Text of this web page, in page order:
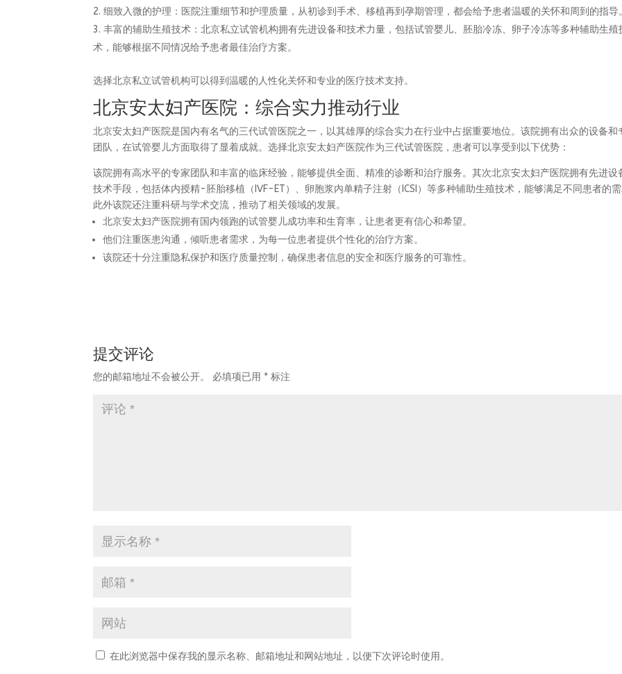
细致入微的护理：医院注重细节和护理质量，从初诊到手术、移植再到孕期管理，都会给予患者温暖的关怀和周到的指导。
丰富的辅助生殖技术：北京私立试管机构拥有先进设备和技术力量，包括试管婴儿、胚胎冷冻、卵子冷冻等多种辅助生殖
术，能够根据不同情况给予患者最佳治疗方案。
选择北京私立试管机构可以得到温暖的人性化关怀和专业的医疗技术支持。
北京安太妇产医院：综合实力推动行业
北京安太妇产医院是国内有名气的三代试管医院之一，以其雄厚的综合实力在行业中占据重要地位。该院拥有出众的设备和
团队，在试管婴儿方面取得了显着成就。选择北京安太妇产医院作为三代试管医院，患者可以享受到以下优势：
该院拥有高水平的专家团队和丰富的临床经验，能够提供全面、精准的诊断和治疗服务。其次北京安太妇产医院拥有先进设
技术手段，包括体内授精-胚胎移植（IVF-ET）、卵胞浆内单精子注射（ICSI）等多种辅助生殖技术，能够满足不同患者的需
此外该院还注重科研与学术交流，推动了相关领域的发展。
北京安太妇产医院拥有国内领跑的试管婴儿成功率和生育率，让患者更有信心和希望。
他们注重医患沟通，倾听患者需求，为每一位患者提供个性化的治疗方案。
该院还十分注重隐私保护和医疗质量控制，确保患者信息的安全和医疗服务的可靠性。
提交评论
您的邮箱地址不会被公开。 必填项已用 * 标注
在此浏览器中保存我的显示名称、邮箱地址和网站地址，以便下次评论时使用。